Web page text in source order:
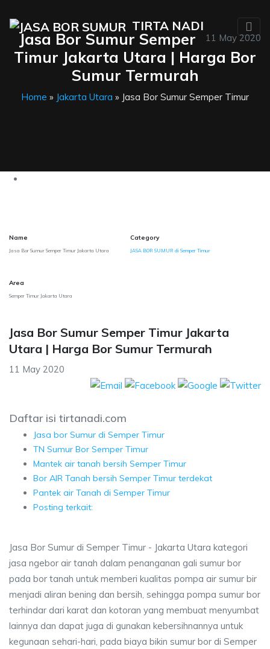
TIRTA NADI
11 May 2020
Jasa Bor Sumur Semper
Timur Jakarta Utara | Harga Bor
Sumur Termurah
Home » Jakarta Utara » Jasa Bor Sumur Semper Timur
Name
Jasa Bor Sumur Semper Timur Jakarta Utara
Category
JASA BOR SUMUR di Semper Timur
Area
Semper Timur Jakarta Utara
Jasa Bor Sumur Semper Timur Jakarta
Utara | Harga Bor Sumur Termurah
11 May 2020
Daftar isi tirtanadi.com
Jasa bor Sumur di Semper Timur
TN Sumur Bor Semper Timur
Mantek air tanah bersih Semper Timur
Bor AIR Tanah bersih Semper Timur terdekat
Pantek air Tanah di Semper Timur
Posting terkait:
Jasa Bor Sumur di Semper Timur - Jakarta Utara kategori
jasa ngebor air tanah dalam penanganan gali sumur bor
pada bor tanah untuk memberi kualitas pompa air sumur bir
menjadi aliran bening dan bersih, sehingga pompa sumur bor
terhindar dari karat dan kotoran yang membuat menyumbat
lainnya dan dapat juga di gunakan kebersihnannya untuk
kegunaan sehari-hari, pada biaya bikin sumur bor di Semper